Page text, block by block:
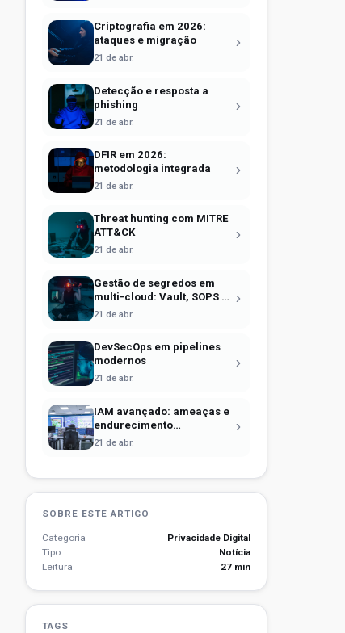
Criptografia em 2026:
ataques e migração
21 de abr.
Detecção e resposta a
phishing
21 de abr.
DFIR em 2026:
metodologia integrada
21 de abr.
Threat hunting com MITRE
ATT&CK
21 de abr.
Gestão de segredos em
multi-cloud: Vault, SOPS e
identidade efêmera
21 de abr.
DevSecOps em pipelines
modernos
21 de abr.
IAM avançado: ameaças e
endurecimento
operacional
21 de abr.
SOBRE ESTE ARTIGO
Categoria
Privacidade Digital
Tipo
Notícia
Leitura
27 min
TAGS